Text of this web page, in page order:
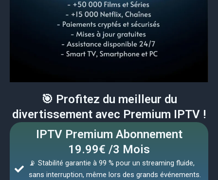
🎯 Profitez du meilleur du
divertissement avec Premium IPTV !
IPTV Premium Abonnement
19.99€ /3 Mois
📡 Stabilité garantie à 99 % pour un streaming fluide,
sans interruption, même lors des grands événements.